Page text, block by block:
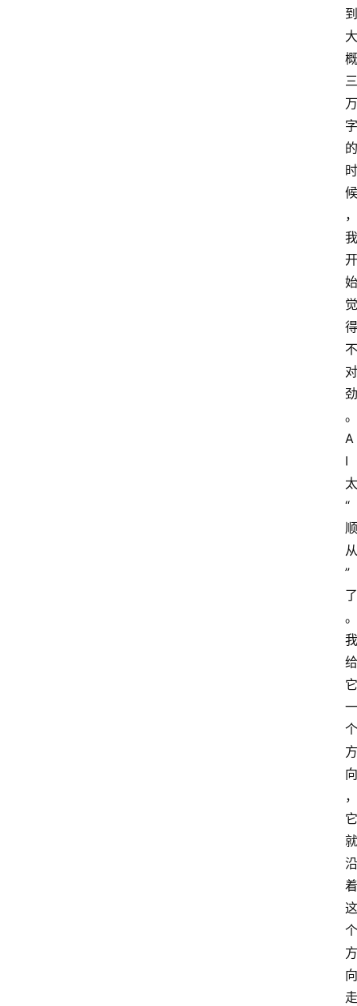
到
大
概
三
万
字
的
时
候
，
我
开
始
觉
得
不
对
劲
。
A
I
太
“
顺
从
”
了
。
我
给
它
一
个
方
向
，
它
就
沿
着
这
个
方
向
走